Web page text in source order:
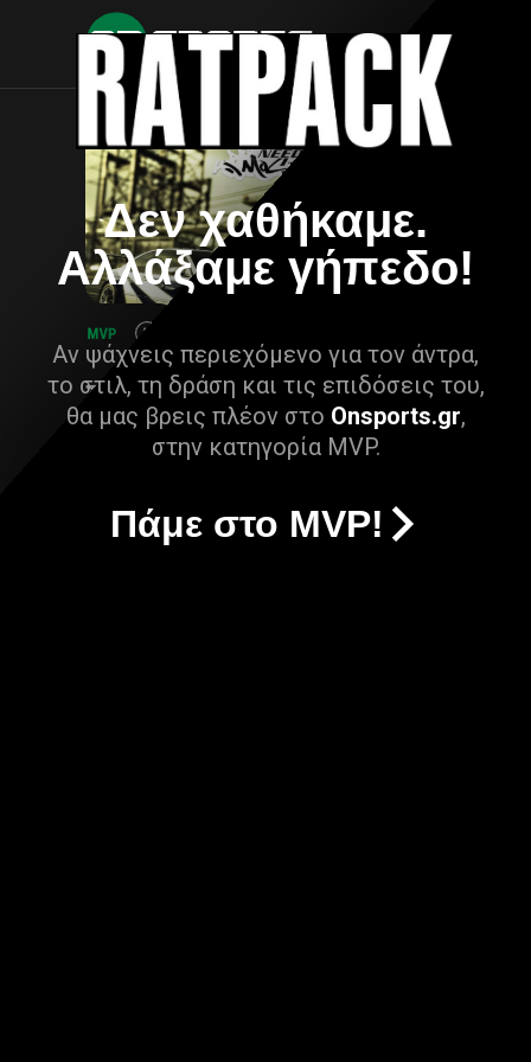
Δεν χαθήκαμε.
Αλλάξαμε γήπεδο!
Αν ψάχνεις περιεχόμενο για τον άντρα,
το στιλ, τη δράση και τις επιδόσεις του,
θα μας βρεις πλέον στο Onsports.gr,
στην κατηγορία MVP.
Πάμε στο MVP!